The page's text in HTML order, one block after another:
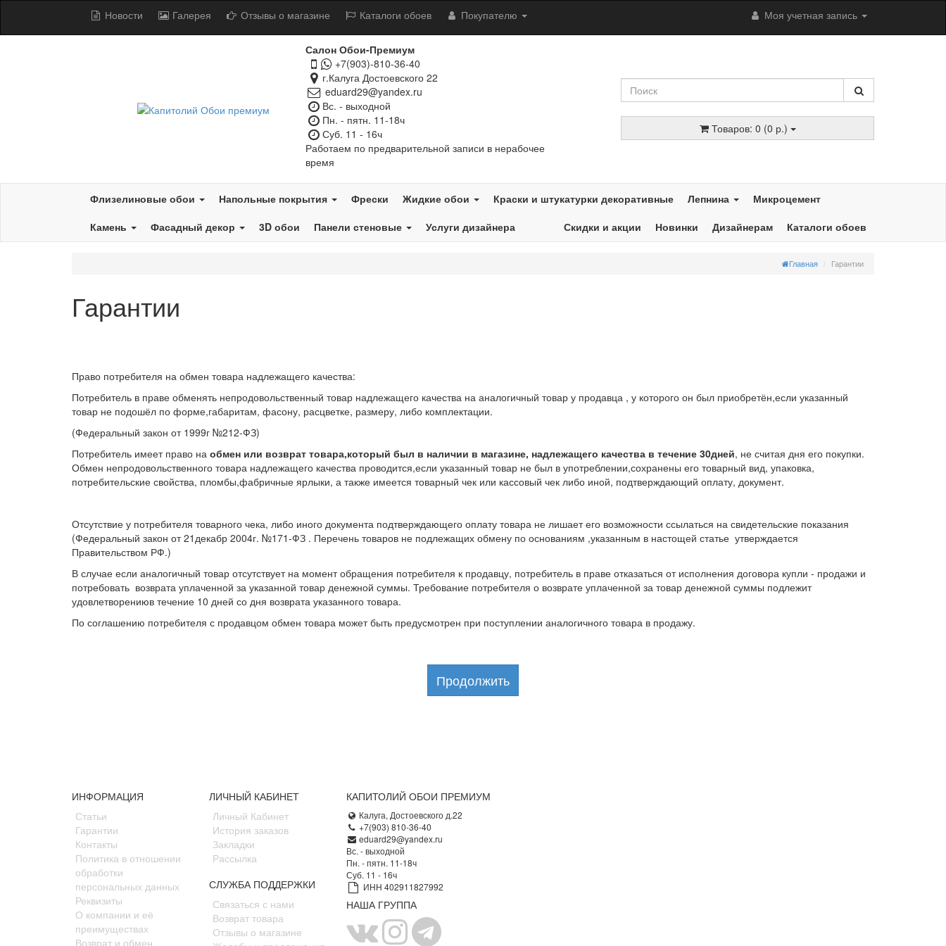
Новости Галерея Отзывы о магазине Каталоги обоев Покупателю Моя учетная запись
Салон Обои-Премиум
+7(903)-810-36-40
г.Калуга Достоевского 22
eduard29@yandex.ru
Вс. - выходной
Пн. - пятн. 11-18ч
Суб. 11 - 16ч
Работаем по предварительной записи в нерабочее
время
Товаров: 0 (0 р.)
Флизелиновые обои Напольные покрытия Фрески Жидкие обои Краски и штукатурки декоративные Лепнина
Микроцемент
Камень
Фасадный декор 3D обои Панели стеновые Услуги дизайнера Скидки и акции Новинки Дизайнерам Каталоги обоев
Главная Гарантии
Гарантии
Право потребителя на обмен товара надлежащего качества:
Потребитель в праве обменять непродовольственный товар надлежащего качества на аналогичный товар у продавца , у которого он был приобретён,если указанный
товар не подошёл по форме,габаритам, фасону, расцветке, размеру, либо комплектации.
(Федеральный закон от 1999г №212-ФЗ)
Потребитель имеет право на обмен или возврат товара,который был в наличии в магазине, надлежащего качества в течение 30дней, не считая дня его покупки.
Обмен непродовольственного товара надлежащего качества проводится,если указанный товар не был в употреблении,сохранены его товарный вид, упаковка,
потребительские свойства, пломбы,фабричные ярлыки, а также имеется товарный чек или кассовый чек либо иной, подтверждающий оплату, документ.
Отсутствие у потребителя товарного чека, либо иного документа подтверждающего оплату товара не лишает его возможности ссылаться на свидетельские показания
(Федеральный закон от 21декабр 2004г. №171-ФЗ . Перечень товаров не подлежащих обмену по основаниям ,указанным в настощей статье утверждается
Правительством РФ.)
В случае если аналогичный товар отсутствует на момент обращения потребителя к продавцу, потребитель в праве отказаться от исполнения договора купли - продажи и
потребовать возврата уплаченной за указанной товар денежной суммы. Требование потребителя о возврате уплаченной за товар денежной суммы подлежит
удовлетворениюв течение 10 дней со дня возврата указанного товара.
По соглашению потребителя с продавцом обмен товара может быть предусмотрен при поступлении аналогичного товара в продажу.
Продолжить
ИНФОРМАЦИЯ
Статьи
Гарантии
Контакты
Политика в отношении
обработки
персональных данных
Реквизиты
О компании и её
преимуществах
Возврат и обмен
ЛИЧНЫЙ КАБИНЕТ
Личный Кабинет
История заказов
Закладки
Рассылка
СЛУЖБА ПОДДЕРЖКИ
Связаться с нами
Возврат товара
Отзывы о магазине
КАПИТОЛИЙ ОБОИ ПРЕМИУМ
Калуга, Достоевского д.22
+7(903) 810-36-40
eduard29@yandex.ru
Вс. - выходной
Пн. - пятн. 11-18ч
Суб. 11 - 16ч
ИНН 402911827992
НАША ГРУППА